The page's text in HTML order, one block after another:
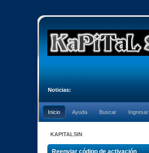
Noticias:
Inicio Ayuda Buscar Ingresar
KAPITALSIN
Reenviar código de activación